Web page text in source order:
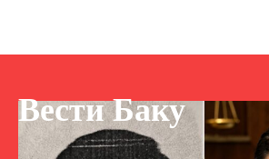
Вести Баку